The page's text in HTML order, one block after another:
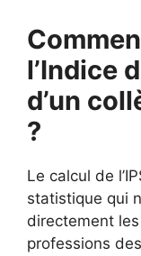
l’Indice
d’un
?
Le calcul de
statistique qui
directement
professions